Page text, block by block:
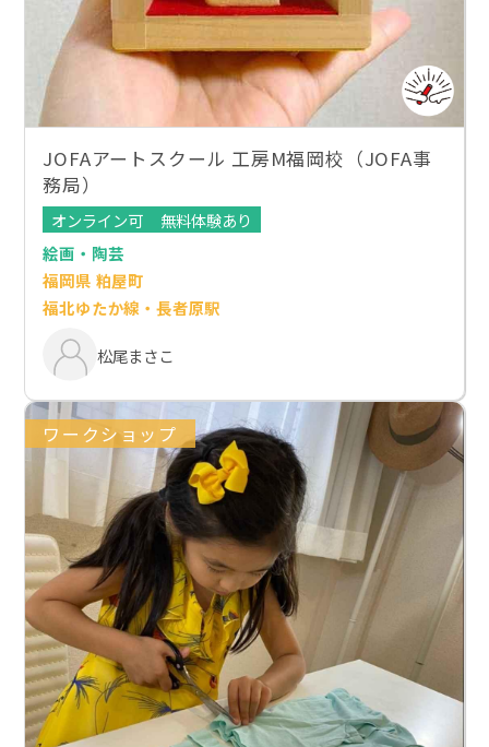
JOFAアートスクール 工房M福岡校（JOFA事
務局）
オンライン可
無料体験あり
絵画・陶芸
福岡県 粕屋町
福北ゆたか線・長者原駅
松尾まさこ
ワークショップ